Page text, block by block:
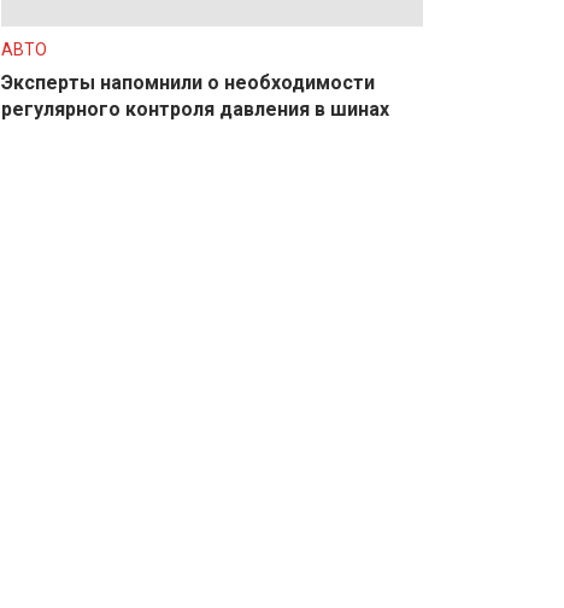
АВТО
Эксперты напомнили о необходимости
регулярного контроля давления в шинах